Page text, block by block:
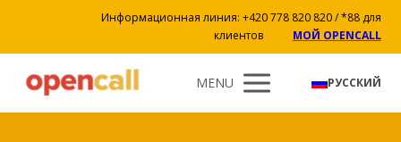
Информационная линия: +420 778 820 820 / *88 для
клиентов МОЙ OPENCALL
MENU РУССКИЙ